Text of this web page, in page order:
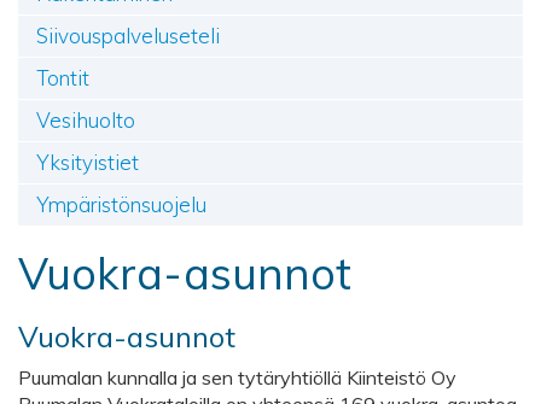
Siivouspalveluseteli
Tontit
Vesihuolto
Yksityistiet
Ympäristönsuojelu
Vuokra-asunnot
Vuokra-asunnot
Puumalan kunnalla ja sen tytäryhtiöllä Kiinteistö Oy